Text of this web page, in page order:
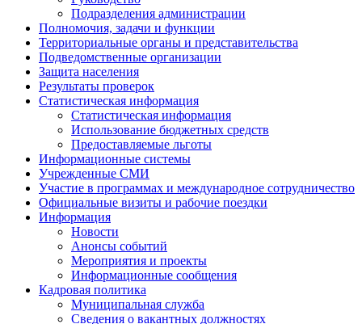
Подразделения администрации
Полномочия, задачи и функции
Территориальные органы и представительства
Подведомственные организации
Защита населения
Результаты проверок
Статистическая информация
Статистическая информация
Использование бюджетных средств
Предоставляемые льготы
Информационные системы
Учрежденные СМИ
Участие в программах и международное сотрудничество
Официальные визиты и рабочие поездки
Информация
Новости
Анонсы событий
Мероприятия и проекты
Информационные сообщения
Кадровая политика
Муниципальная служба
Сведения о вакантных должностях